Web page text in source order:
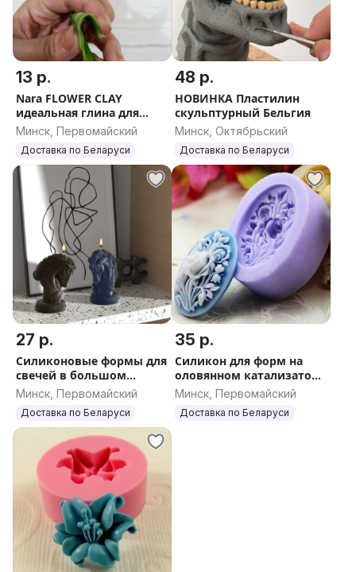
13 р.
Nara FLOWER CLAY
идеальная глина для
лепки цветов
Минск, Первомайский
Доставка по Беларуси
48 р.
НОВИНКА Пластилин
скульптурный Бельгия
Минск, Октябрьский
Доставка по Беларуси
27 р.
Силиконовые формы для
свечей в большом
ассортименте
Минск, Первомайский
Доставка по Беларуси
35 р.
Силикон для форм на
оловянном катализаторе
твердость от 10 до 40
Минск, Первомайский
Доставка по Беларуси